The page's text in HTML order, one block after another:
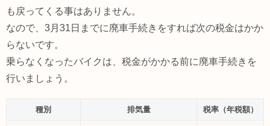
も戻ってくる事はありません。
なので、3月31日までに廃車手続きをすれば次の税金はかか
らないです。
乗らなくなったバイクは、税金がかかる前に廃車手続きを
行いましょう。
種別 排気量 税率（年税額）